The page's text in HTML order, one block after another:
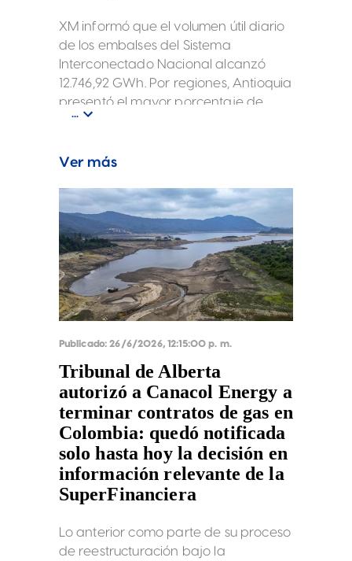
XM informó que el volumen útil diario
de los embalses del Sistema
Interconectado Nacional alcanzó
12.746,92 GWh. Por regiones, Antioquia
presentó el mayor porcentaje de
volumen útil diario con 87,66%,
(83,39%), Oriente(74,01%), Caribe
capacidad útil total del sistema se
mantuvo en 16.899,54 GWh. El informe
también señaló vertimientos por 6,34
GWh en Antioquia, mientras que en
las demás regiones no se registraron
descargas.
...
Ver más
Publicado:26/6/2026, 12:15:00 p. m.
Tribunal de Alberta
autorizó a Canacol Energy a
terminar contratos de gas en
Colombia: quedó notificada
solo hasta hoy la decisión en
información relevante de la
SuperFinanciera
Lo anterior como parte de su proceso
de reestructuración bajo la